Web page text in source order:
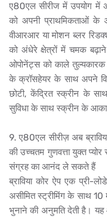
ए80एल सीरीज में उपयोग में
को अपनी प्राथमिकताओं
वीआरआर या मोशन ब्लर
को अंधेरे क्षेत्रों में चमक
ओपोनेंट्स को काले
के क्रॉसहेयर के साथ अपने
छोटी, केंद्रित स्क्रीन के
सुविधा के साथ स्क्रीन के
9. ए80एल सीरीज़ अब
की उच्चतम गुणवत्ता युक्त
संग्रह का आनंद ले सकते हैं
ब्राविया कोर ऐप एक प्री-
असीमित स्ट्रीमिंग के साथ 10
भुनाने की अनुमति देती है।